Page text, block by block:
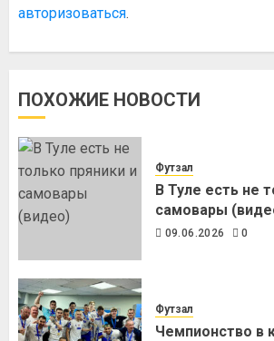
авторизоваться.
ПОХОЖИЕ НОВОСТИ
Футзал
В Туле есть не
самовары
09.06.2026 0
Футзал
Чемпионство в